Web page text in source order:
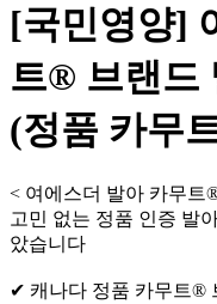
[국민영양]
트® 브랜드
(정품 카무
< 여에스더 발아 카무트
고민 없는 정품 인증 발
았습니다
✔ 캐나다 정품 카무트®